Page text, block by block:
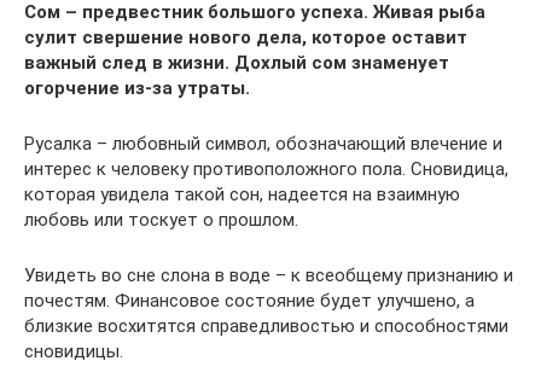
Сом – предвестник большого успеха. Живая рыба
сулит свершение нового дела, которое оставит
важный след в жизни. Дохлый сом знаменует
огорчение из-за утраты.
Русалка – любовный символ, обозначающий влечение и
интерес к человеку противоположного пола. Сновидица,
которая увидела такой сон, надеется на взаимную
любовь или тоскует о прошлом.
Увидеть во сне слона в воде – к всеобщему признанию и
почестям. Финансовое состояние будет улучшено, а
близкие восхитятся справедливостью и способностями
сновидицы.